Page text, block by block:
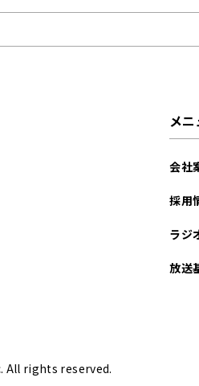
メニ
会社
採用
ラジ
放送
rights reserved.